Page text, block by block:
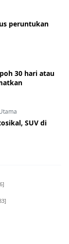
peruntukan
30 hari atau
SUV di